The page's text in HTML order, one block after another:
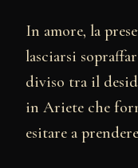
In amore, la
lasciarsi
diviso tra il
in Ariete che
esitare a